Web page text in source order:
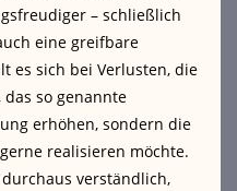
– schließlich
eine greifbare
es sich bei Verlusten, die
so genannte
erhöhen, sondern die
realisieren möchte.
verständlich,